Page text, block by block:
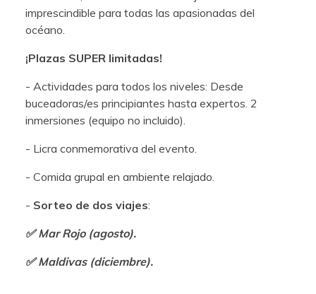
imprescindible para todas las apasionadas del
océano.
¡Plazas SUPER limitadas!
- Actividades para todos los niveles: Desde
buceadoras/es principiantes hasta expertos. 2
inmersiones (equipo no incluido).
- Licra conmemorativa del evento.
- Comida grupal en ambiente relajado.
- Sorteo de dos viajes:
✅ Mar Rojo (agosto).
✅ Maldivas (diciembre).